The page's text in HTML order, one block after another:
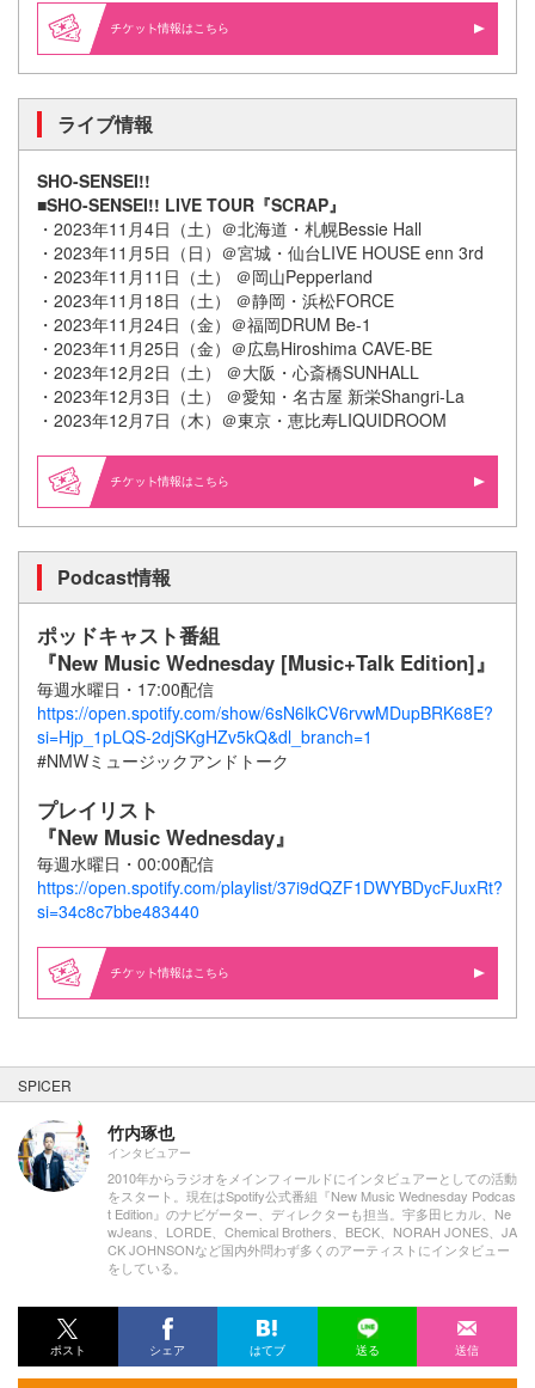
情報はこちら
ライブ情報
SHO-SENSEI!!
■SHO-SENSEI!! LIVE TOUR『SCRAP』
・2023年11月4日（土）＠北海道・札幌Bessie Hall
・2023年11月5日（日）＠宮城・仙台LIVE HOUSE enn 3rd
・2023年11月11日（土） ＠岡山Pepperland
・2023年11月18日（土） ＠静岡・浜松FORCE
・2023年11月24日（金）＠福岡DRUM Be-1
・2023年11月25日（金）＠広島Hiroshima CAVE-BE
・2023年12月2日（土） ＠大阪・心斎橋SUNHALL
・2023年12月3日（土） ＠愛知・名古屋 新栄Shangri-La
・2023年12月7日（木）＠東京・恵比寿LIQUIDROOM
情報はこちら
Podcast情報
ポッドキャスト番組
『New Music Wednesday [Music+Talk Edition]』
毎週水曜日・17:00配信
https://open.spotify.com/show/6sN6lkCV6rvwMDupBRK68E?
si=Hjp_1pLQS-2djSKgHZv5kQ&dl_branch=1
#NMWミュージックアンドトーク
プレイリスト
『New Music Wednesday』
毎週水曜日・00:00配信
https://open.spotify.com/playlist/37i9dQZF1DWYBDycFJuxRt?
si=34c8c7bbe483440
情報はこちら
SPICER
竹内琢也
インタビュアー
2010年からラジオをメインフィールドにインタビュアーとしての活動
をスタート。現在はSpotify公式番組『New Music Wednesday Podcas
t Edition』のナビゲーター、ディレクターも担当。宇多田ヒカル、Ne
wJeans、LORDE、Chemical Brothers、BECK、NORAH JONES、JA
CK JOHNSONなど国内外問わず多くのアーティストにインタビュー
をしている。
ポスト シェア はてブ 送る 送信